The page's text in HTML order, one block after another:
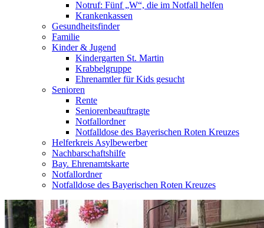
Notruf: Fünf „W“, die im Notfall helfen
Krankenkassen
Gesundheitsfinder
Familie
Kinder & Jugend
Kindergarten St. Martin
Krabbelgruppe
Ehrenamtler für Kids gesucht
Senioren
Rente
Seniorenbeauftragte
Notfallordner
Notfalldose des Bayerischen Roten Kreuzes
Helferkreis Asylbewerber
Nachbarschaftshilfe
Bay. Ehrenamtskarte
Notfallordner
Notfalldose des Bayerischen Roten Kreuzes